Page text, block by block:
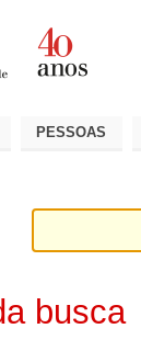
PESSOAS
busca